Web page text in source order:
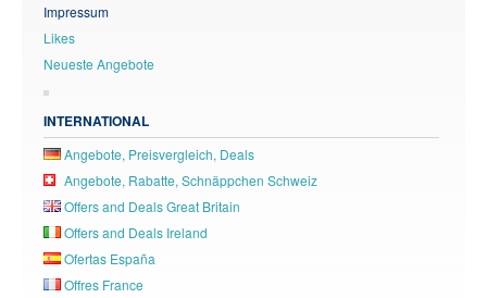
Impressum
Likes
Neueste Angebote
INTERNATIONAL
Angebote, Preisvergleich, Deals
Angebote, Rabatte, Schnäppchen Schweiz
Offers and Deals Great Britain
Offers and Deals Ireland
Ofertas España
Offres France